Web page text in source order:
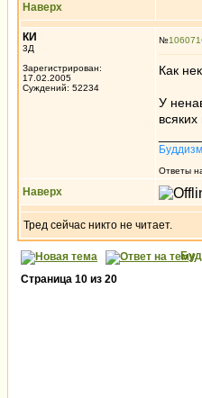
Наверх
КИ
3Д
Зарегистрирован:
17.02.2005
Суждений: 52234
№106071
Как
У
Ответы
Наверх
Тред сейчас никто не читает.
Страница 10 из 20